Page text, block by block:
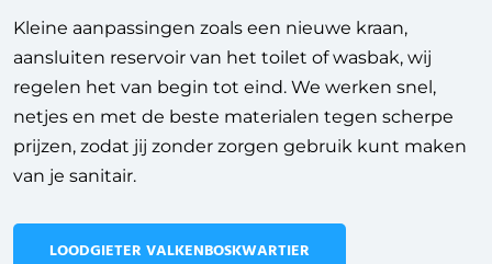
Kleine aanpassingen zoals een nieuwe kraan,
aansluiten reservoir van het toilet of wasbak, wij
regelen het van begin tot eind. We werken snel,
netjes en met de beste materialen tegen scherpe
prijzen, zodat jij zonder zorgen gebruik kunt maken
van je sanitair.
LOODGIETER VALKENBOSKWARTIER